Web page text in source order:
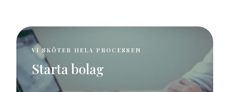
VI SKÖTER HELA PROCESSEN
Starta bolag